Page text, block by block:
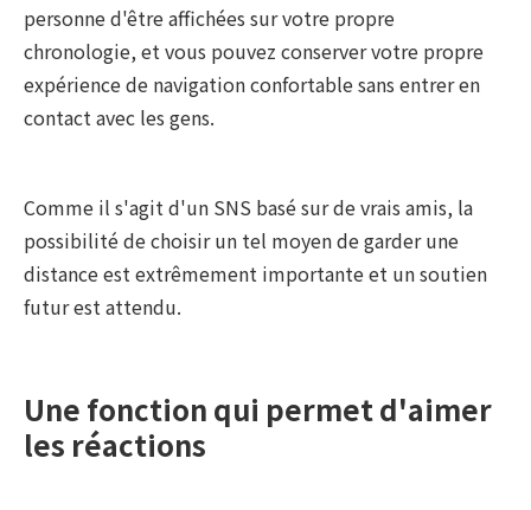
personne d'être affichées sur votre propre
chronologie, et vous pouvez conserver votre propre
expérience de navigation confortable sans entrer en
contact avec les gens.
Comme il s'agit d'un SNS basé sur de vrais amis, la
possibilité de choisir un tel moyen de garder une
distance est extrêmement importante et un soutien
futur est attendu.
Une fonction qui permet d'aimer
les réactions